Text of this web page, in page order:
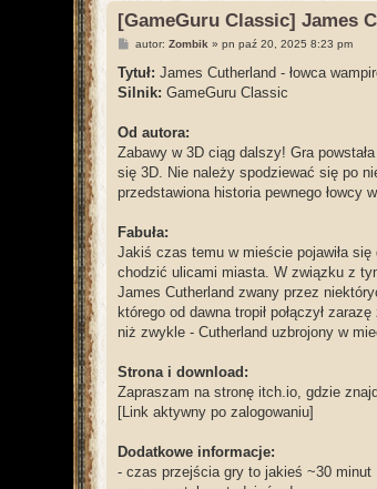
[GameGuru Classic] James
P
s
t
autor: Zombik » pn paź 20, 2025 8:23 pm
Tytuł: James Cutherland - łowca
Silnik: GameGuru Classic
Od autora:
Zabawy w 3D ciąg dalszy! Gra
się 3D. Nie należy spodziewać się po
przedstawiona historia pewnego łowcy
Fabuła:
Jakiś czas temu w mieście pojawiła
chodzić ulicami miasta. W związku z
James Cutherland zwany przez
którego od dawna tropił połączył
niż zwykle - Cutherland uzbrojony w
Strona i download:
Zapraszam na stronę itch.io, gdzie
[Link aktywny po zalogowaniu]
Dodatkowe informacje:
- czas przejścia gry to jakieś ~30 minut